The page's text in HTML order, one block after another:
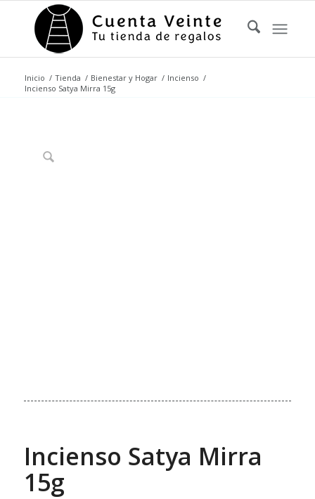
Inicio / Tienda / Bienestar y Hogar / Incienso /
Incienso Satya Mirra 15g
Incienso Satya Mirra
15g